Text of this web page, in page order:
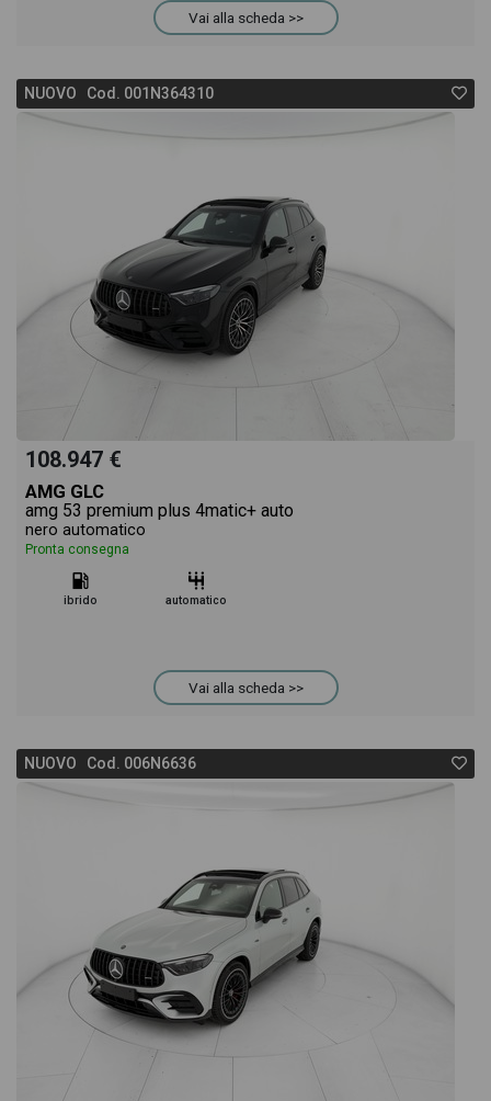
GLE 350 d Premium 4matic auto troverai anche il
per l'acquisto del veicolo.
Vai alla scheda >>
NUOVO Cod. 001N364310
108.947 €
AMG GLC
amg 53 premium plus 4matic+ auto
nero automatico
Pronta consegna
ibrido automatico
Vai alla scheda >>
NUOVO Cod. 006N6636